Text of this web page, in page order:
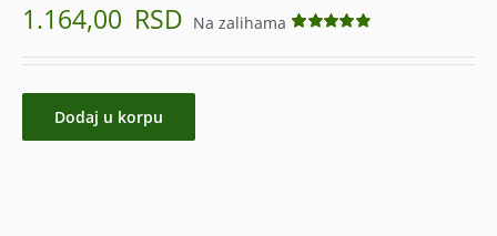
1.164,00 RSD Na zalihama
4.88od 5 na
Dodaj u korpu